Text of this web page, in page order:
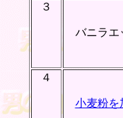
３
バニラエ
４
小麦粉を